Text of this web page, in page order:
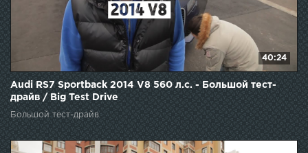
40:24
Audi RS7 Sportback 2014 V8 560 л.с. - Большой тест-
драйв / Big Test Drive
Большой тест-драйв